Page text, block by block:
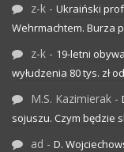
z-k - Ukraiński
Wehrmachtem. Burza
z-k - 19-letni
wyłudzenia 80 tys. zł
M.S. Kazimierak -
sojuszu. Czym będzie
ad - D.